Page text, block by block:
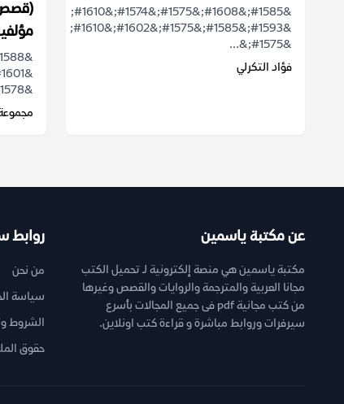
&#1585;&#1608;&#1575;&#1574;&#1610;
&#1593;&#1585;&#1575;&#1602;&#1610;
&#1575;&...
فؤاد التكرلي
(قصص
&#1578;&#1571;&#1604;&#1610;&#1601;...
عن مكتبة ياسمين
مكتبة ياسمين هي منصة إلكترونية لـ تحميل الكتب
مجانا العربية والمترجمة والروايات والقصص وغيرها
من كتب مجانية pdf فى جميع المجالات بأسرع
سيرفرات وروابط مباشرة و قراءة كتب اونلاين.
روابط
من نحن
سياسة
الشروط
حقوق